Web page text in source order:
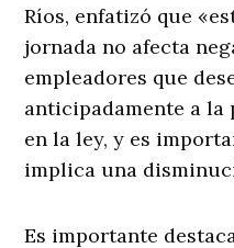
Ríos, enfatizó que
jornada no afecta
empleadores que
anticipadamente a la
en la ley, y es
implica una
Es importante